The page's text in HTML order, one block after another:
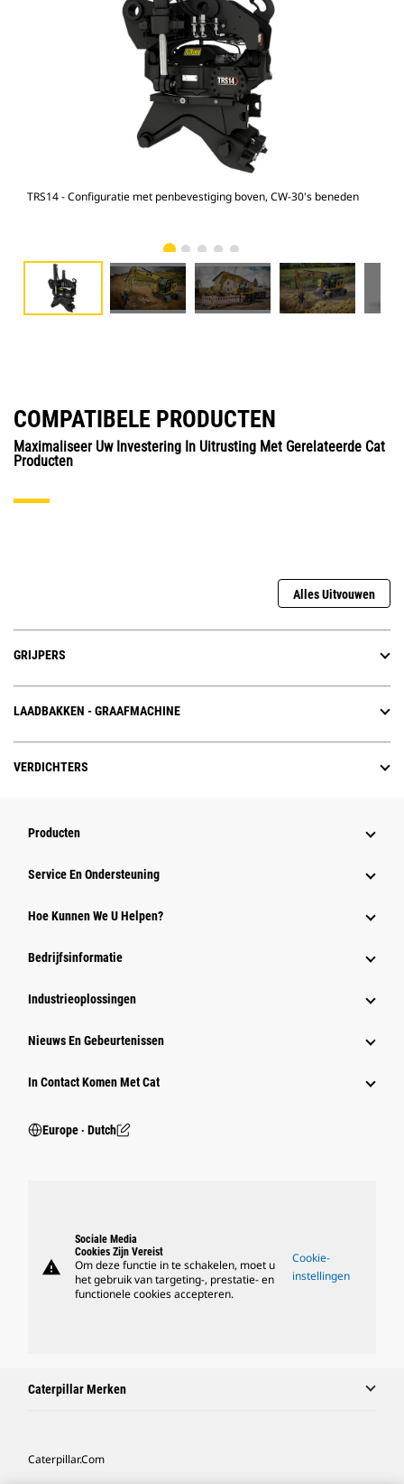
TRS14 - Configuratie met penbevestiging boven, CW-30's beneden
COMPATIBELE PRODUCTEN
Maximaliseer Uw Investering In Uitrusting Met Gerelateerde Cat
Producten
Alles Uitvouwen
GRIJPERS
LAADBAKKEN - GRAAFMACHINE
VERDICHTERS
Producten
Service En Ondersteuning
Hoe Kunnen We U Helpen?
Bedrijfsinformatie
Industrieoplossingen
Nieuws En Gebeurtenissen
In Contact Komen Met Cat
Europe ‧ Dutch
warning
Sociale Media
Cookies Zijn Vereist
Om deze functie in te schakelen, moet u
het gebruik van targeting-, prestatie- en
functionele cookies accepteren.
Cookie-
instellingen
Caterpillar Merken
Caterpillar.com